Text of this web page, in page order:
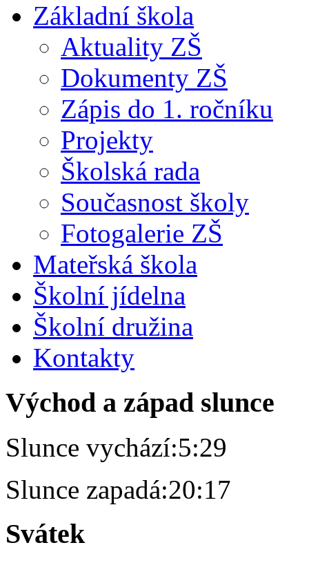
Základní škola
Aktuality ZŠ
Dokumenty ZŠ
Zápis do 1. ročníku
Projekty
Školská rada
Současnost školy
Fotogalerie ZŠ
Mateřská škola
Školní jídelna
Školní družina
Kontakty
Východ a západ slunce
Slunce vychází:5:29
Slunce zapadá:20:17
Svátek